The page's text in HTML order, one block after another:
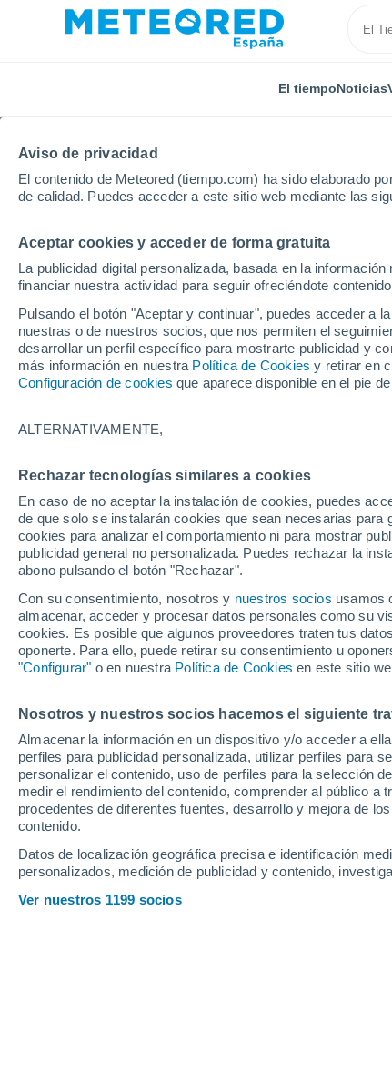
Aviso de privacidad
El contenido de Meteored (tiempo.com) ha sido elaborado
de calidad. Puedes acceder a este sitio web mediante las
Aceptar cookies y acceder de forma gratuita
La publicidad digital personalizada, basada en la
financiar nuestra actividad para seguir ofreciéndote
Pulsando el botón "Aceptar y continuar", puedes acceder a
nuestras o de nuestros socios, que nos permiten el
desarrollar un perfil específico para mostrarte publicidad y
más información en nuestra Política de Cookies y retirar en
Configuración de cookies que aparece disponible en el pie
ALTERNATIVAMENTE,
Rechazar tecnologías similares a cookies
En caso de no aceptar la instalación de cookies, puedes
de que solo se instalarán cookies que sean necesarias
cookies para analizar el comportamiento ni para mostrar
publicidad general no personalizada. Puedes rechazar la
abono pulsando el botón "Rechazar".
Con su consentimiento, nosotros y nuestros socios usamos
almacenar, acceder y procesar datos personales como su
cookies. Es posible que algunos proveedores traten tus
oponerte. Para ello, puede retirar su consentimiento u
"Configurar" o en nuestra Política de Cookies en este sitio
Nosotros y nuestros socios hacemos el siguiente
Almacenar la información en un dispositivo y/o acceder a
perfiles para publicidad personalizada, utilizar perfiles para
personalizar el contenido, uso de perfiles para la selección
medir el rendimiento del contenido, comprender al público
procedentes de diferentes fuentes, desarrollo y mejora de
contenido.
Datos de localización geográfica precisa e identificación
personalizados, medición de publicidad y contenido,
Ver nuestros 1199 socios
El tiempoNoticias
Inicio República Dominicana Provincia de Dajabón
El Tiempo en la
Hoy, 5 agosto Todo el día Símbolo
31°